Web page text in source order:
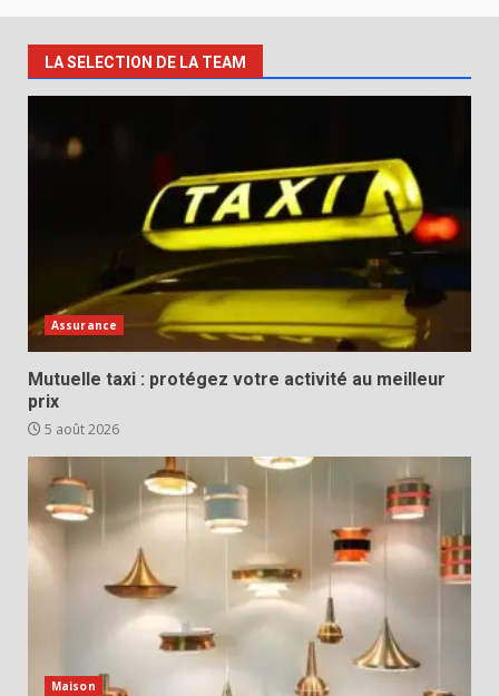
LA SELECTION DE LA TEAM
Assurance
Mutuelle taxi : protégez votre activité au meilleur
prix
5 août 2026
Maison